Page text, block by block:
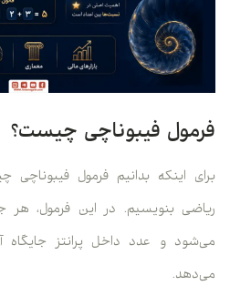
فرمول فیبوناچی چیست؟
برای اینکه بدانیم فرمول فیبوناچی
می‌شود و عدد داخل پرانتز جایگاه
می‌دهد.